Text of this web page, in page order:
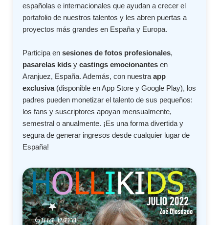
españolas e internacionales que ayudan a crecer el
portafolio de nuestros talentos y les abren puertas a
proyectos más grandes en España y Europa.
Participa ensesiones de fotos profesionales,
pasarelas kids ycastings emocionantes en
Aranjuez, España. Además, con nuestraapp
exclusiva(disponible en App Store y Google Play), los
padres pueden monetizar el talento de sus pequeños:
los fans y suscriptores apoyan mensualmente,
semestral o anualmente. ¡Es una forma divertida y
segura de generar ingresos desde cualquier lugar de
España!